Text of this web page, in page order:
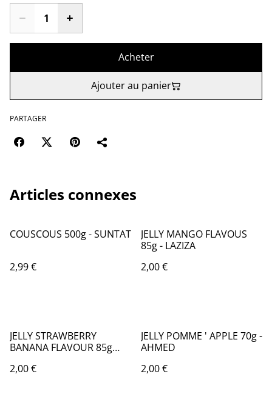
Acheter
Ajouter au panier
PARTAGER
Articles connexes
COUSCOUS 500g - SUNTAT
2,99 €
JELLY MANGO FLAVOUS
85g - LAZIZA
2,00 €
JELLY STRAWBERRY
BANANA FLAVOUR 85g
2,00 €
JELLY POMME ' APPLE 70g -
AHMED
2,00 €